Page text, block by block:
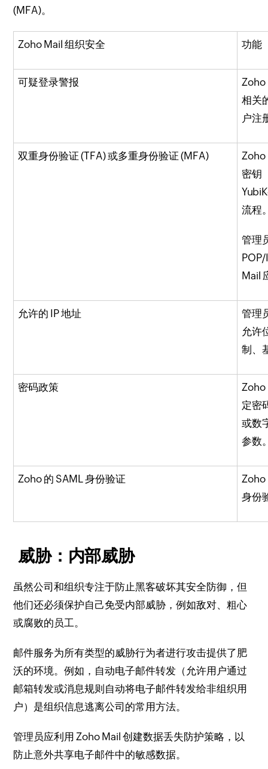
(MFA)。
Zoho Mail 组织安全 功能
可疑登录警报
Zoho
相关
户注
双重身份验证 (TFA) 或多重身份验证 (MFA)
Zoho
密钥
流程
管理
Mail
允许的 IP 地址
管理
允许
制、
密码政策
Zoho
定密
或数
参数
Zoho 的 SAML 身份验证
Zoho
身份
威胁：内部威胁
虽然公司和组织专注于防止黑客破坏其安全防御，但
他们还必须保护自己免受内部威胁，例如敌对、粗心
或腐败的员工。
邮件服务为所有类型的威胁行为者进行攻击提供了肥
沃的环境。例如，自动电子邮件转发（允许用户通过
邮箱转发或消息规则自动将电子邮件转发给非组织用
户）是组织信息逃离公司的常用方法。
管理员应利用 Zoho Mail 创建数据丢失防护策略，以
防止意外共享电子邮件中的敏感数据。